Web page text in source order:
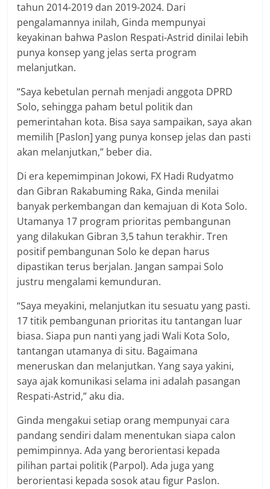
tahun 2014-2019 dan 2019-2024. Dari
pengalamannya inilah, Ginda mempunyai
keyakinan bahwa Paslon Respati-Astrid dinilai lebih
punya konsep yang jelas serta program
melanjutkan.
“Saya kebetulan pernah menjadi anggota DPRD
Solo, sehingga paham betul politik dan
pemerintahan kota. Bisa saya sampaikan, saya akan
memilih [Paslon] yang punya konsep jelas dan pasti
akan melanjutkan,” beber dia.
Di era kepemimpinan Jokowi, FX Hadi Rudyatmo
dan Gibran Rakabuming Raka, Ginda menilai
banyak perkembangan dan kemajuan di Kota Solo.
Utamanya 17 program prioritas pembangunan
yang dilakukan Gibran 3,5 tahun terakhir. Tren
positif pembangunan Solo ke depan harus
dipastikan terus berjalan. Jangan sampai Solo
justru mengalami kemunduran.
“Saya meyakini, melanjutkan itu sesuatu yang pasti.
17 titik pembangunan prioritas itu tantangan luar
biasa. Siapa pun nanti yang jadi Wali Kota Solo,
tantangan utamanya di situ. Bagaimana
meneruskan dan melanjutkan. Yang saya yakini,
saya ajak komunikasi selama ini adalah pasangan
Respati-Astrid,” aku dia.
Ginda mengakui setiap orang mempunyai cara
pandang sendiri dalam menentukan siapa calon
pemimpinnya. Ada yang berorientasi kepada
pilihan partai politik (Parpol). Ada juga yang
berorientasi kepada sosok atau figur Paslon.